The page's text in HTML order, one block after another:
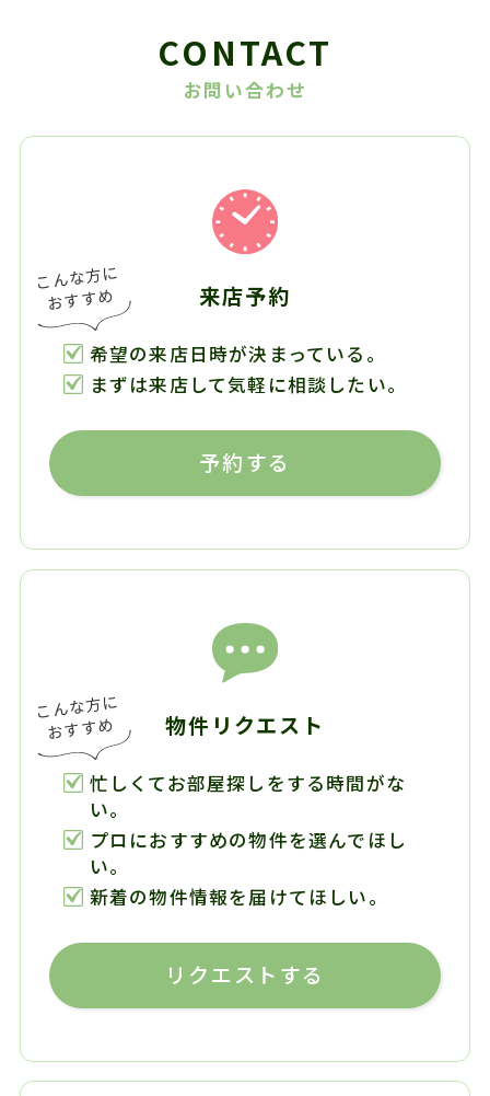
CONTACT
お問い合わせ
来店予約
希望の来店日時が決まっている。
まずは来店して気軽に相談したい。
予約する
物件リクエスト
忙しくてお部屋探しをする時間がな
い。
プロにおすすめの物件を選んでほし
い。
新着の物件情報を届けてほしい。
リクエストする